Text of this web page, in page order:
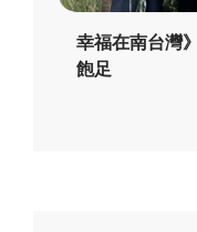
幸福在南台灣
飽足